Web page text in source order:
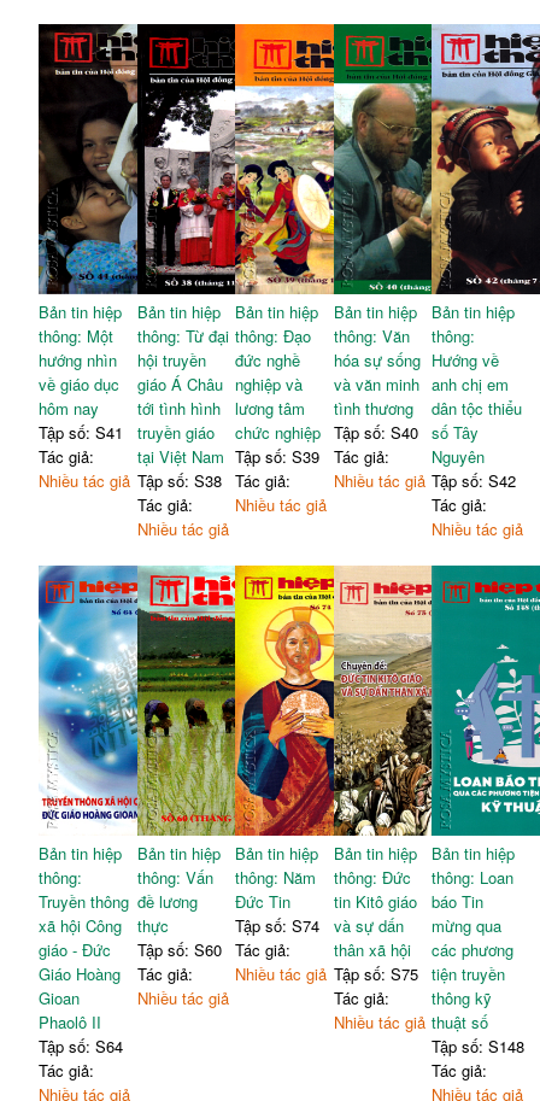
Bản tin hiệp
thông: Một
hướng nhìn
về giáo dục
hôm nay
Tập số: S41
Tác giả:
Nhiều tác giả
Bản tin hiệp
thông: Từ đại
hội truyền
giáo Á Châu
tới tình hình
truyền giáo
tại Việt Nam
Tập số: S38
Tác giả:
Nhiều tác giả
Bản tin hiệp
thông: Đạo
đức nghề
nghiệp và
lương tâm
chức nghiệp
Tập số: S39
Tác giả:
Nhiều tác giả
Bản tin hiệp
thông: Văn
hóa sự sống
và văn minh
tình thương
Tập số: S40
Tác giả:
Nhiều tác giả
Bản tin hiệp
thông:
Hướng về
anh chị em
dân tộc thiểu
số Tây
Nguyên
Tập số: S42
Tác giả:
Nhiều tác giả
Bản tin hiệp
thông:
Truyền thông
xã hội Công
giáo - Đức
Giáo Hoàng
Gioan
Phaolô II
Tập số: S64
Tác giả:
Nhiều tác giả
Bản tin hiệp
thông: Vấn
đề lương
thực
Tập số: S60
Tác giả:
Nhiều tác giả
Bản tin hiệp
thông: Năm
Đức Tin
Tập số: S74
Tác giả:
Nhiều tác giả
Bản tin hiệp
thông: Đức
tin Kitô giáo
và sự dấn
thân xã hội
Tập số: S75
Tác giả:
Nhiều tác giả
Bản tin hiệp
thông: Loan
báo Tin
mừng qua
các phương
tiện truyền
thông kỹ
thuật số
Tập số: S148
Tác giả:
Nhiều tác giả